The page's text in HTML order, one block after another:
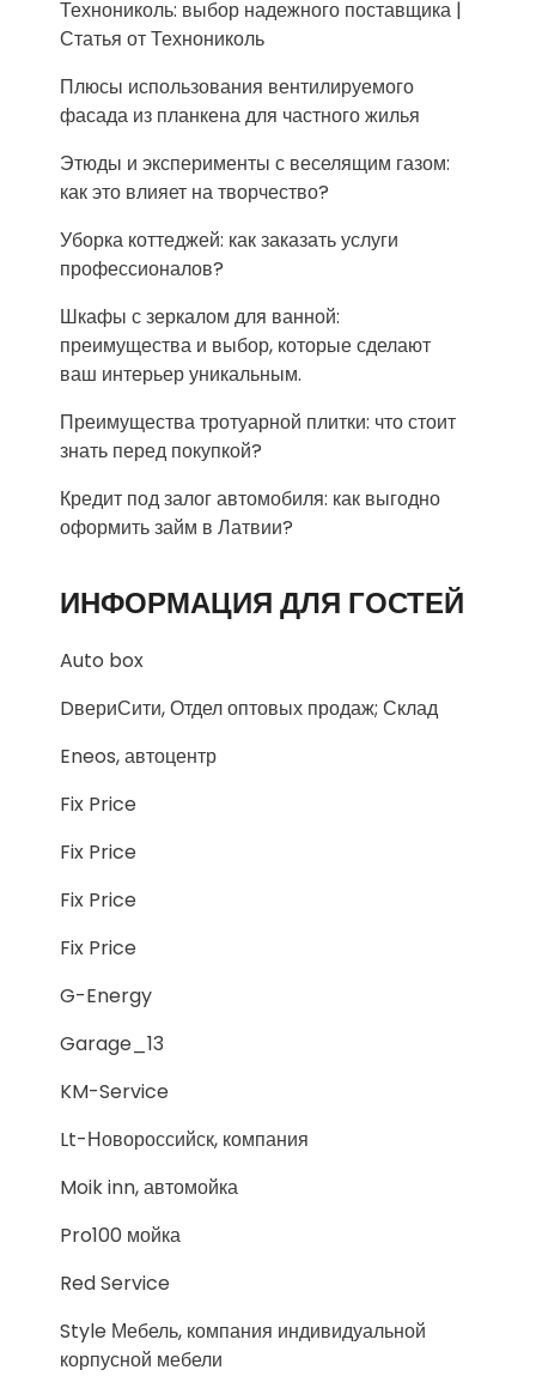
Технониколь: выбор надежного поставщика |
Статья от Технониколь
Плюсы использования вентилируемого
фасада из планкена для частного жилья
Этюды и эксперименты с веселящим газом:
как это влияет на творчество?
Уборка коттеджей: как заказать услуги
профессионалов?
Шкафы с зеркалом для ванной:
преимущества и выбор, которые сделают
ваш интерьер уникальным.
Преимущества тротуарной плитки: что стоит
знать перед покупкой?
Кредит под залог автомобиля: как выгодно
оформить займ в Латвии?
ИНФОРМАЦИЯ ДЛЯ ГОСТЕЙ
Auto box
DвериСити, Отдел оптовых продаж; Склад
Eneos, автоцентр
Fix Price
Fix Price
Fix Price
Fix Price
G-Energy
Garage_13
KM-Service
Lt-Новороссийск, компания
Moik inn, автомойка
Pro100 мойка
Red Service
Style Мебель, компания индивидуальной
корпусной мебели